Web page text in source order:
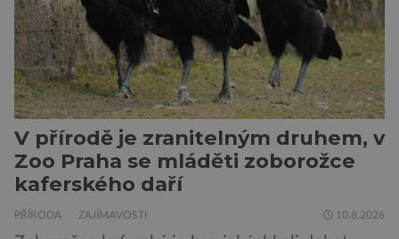
V přírodě je zranitelným druhem, v
Zoo Praha se mláděti zoborožce
kaferského daří
PŘÍRODA ZAJÍMAVOSTI 10.8.2026